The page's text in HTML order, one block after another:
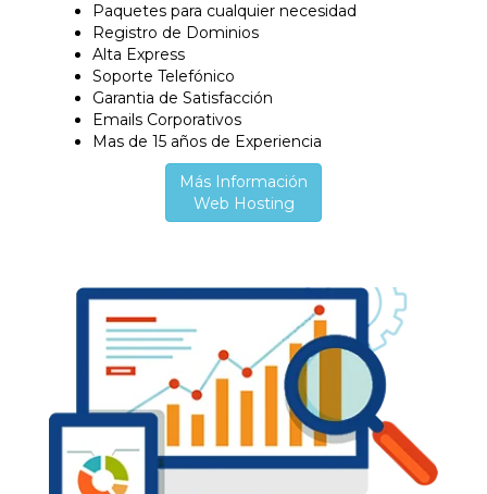
Paquetes para cualquier necesidad
Registro de Dominios
Alta Express
Soporte Telefónico
Garantia de Satisfacción
Emails Corporativos
Mas de 15 años de Experiencia
Más Información
Web Hosting